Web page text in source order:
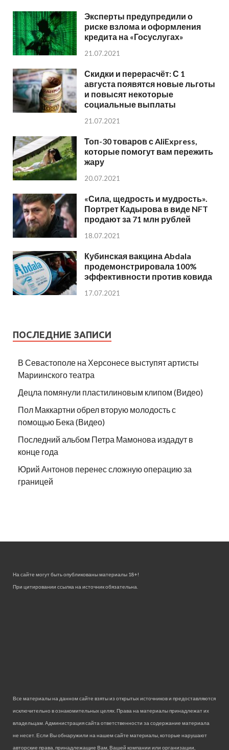
Эксперты предупредили о
риске взлома и оформления
кредита на «Госуслугах»
21.07.2021
Скидки и перерасчёт: С 1
августа появятся новые льготы
и повысят некоторые
социальные выплаты
21.07.2021
Топ-30 товаров с AliExpress,
которые помогут вам пережить
жару
20.07.2021
«Сила, щедрость и мудрость».
Портрет Кадырова в виде NFT
продают за 71 млн рублей
18.07.2021
Кубинская вакцина Abdala
продемонстрировала 100%
эффективности против ковида
17.07.2021
ПОСЛЕДНИЕ ЗАПИСИ
В Севастополе на Херсонесе выступят артисты
Мариинского театра
Децла помянули пластилиновым клипом (Видео)
Пол Маккартни обрел вторую молодость с
помощью Бека (Видео)
Последний альбом Петра Мамонова издадут в
конце года
Юрий Антонов перенес сложную операцию за
границей
На сайте могут быть опубликованы материалы 18+!
При цитировании ссылка на источник обязательна.
Все материалы на данном сайте взяты из открытых источников и предоставляются
исключительно в ознакомительных целях. Права на материалы принадлежат их
владельцам. Администрация сайта ответственности за содержание материала
не несет. Если Вы обнаружили на нашем сайте материалы, которые нарушают
авторские права, принадлежащие Вам, Вашей компании или организации,